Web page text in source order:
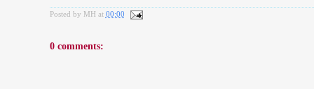
Posted by MH at 00:00
0 comments: